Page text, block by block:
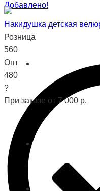
Добавлено!
Накидушка детская
Розница
560
Опт
480
?
При заказе от 7 000 р.